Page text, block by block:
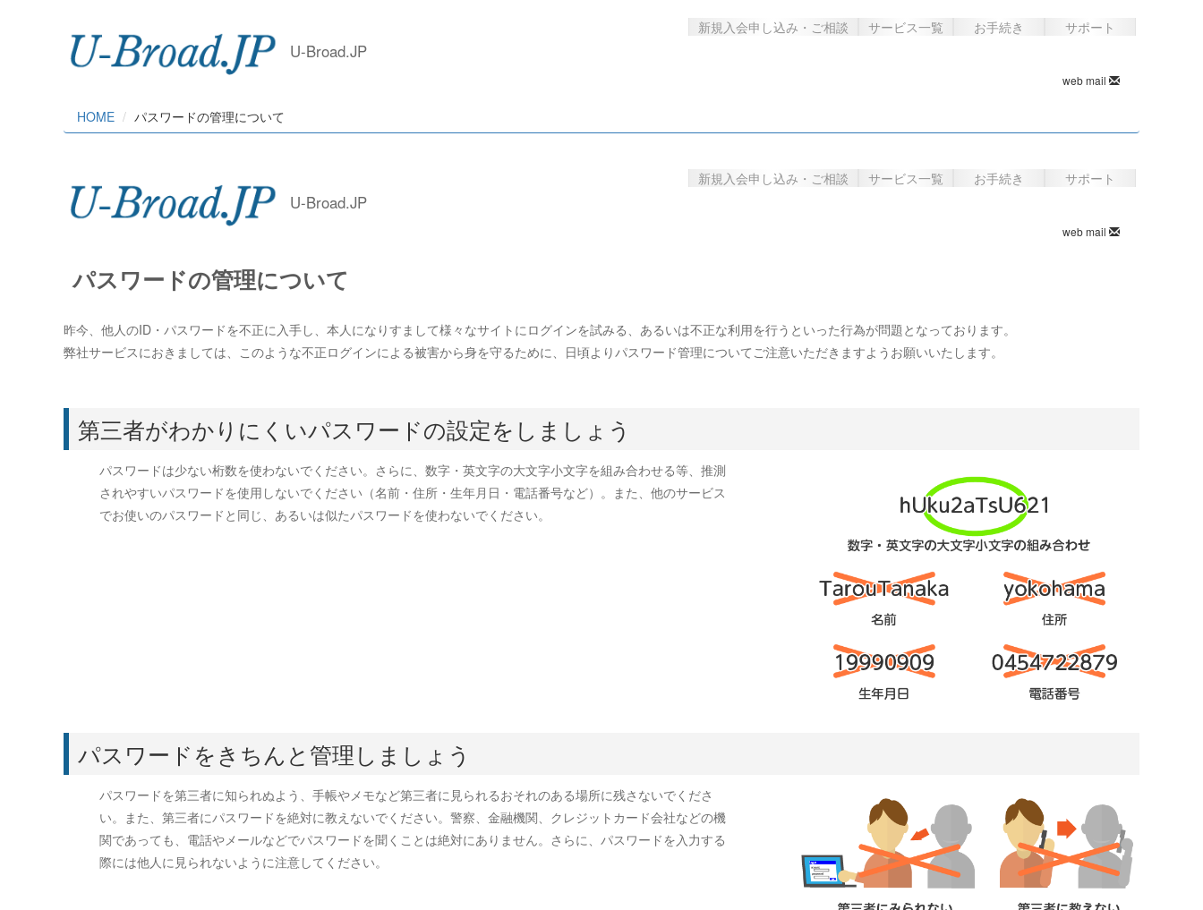
U-Broad.JP
新規入会申し込み・ご相談 サービス一覧 お手続き サポート
web mail
HOME パスワードの管理について
U-Broad.JP
新規入会申し込み・ご相談 サービス一覧 お手続き サポート
web mail
パスワードの管理について
昨今、他人のID・パスワードを不正に入手し、本人になりすまして様々なサイトにログインを試みる、あるいは不正な利用を行うといった行為が問題となっております。
弊社サービスにおきましては、このような不正ログインによる被害から身を守るために、日頃よりパスワード管理についてご注意いただきますようお願いいたします。
第三者がわかりにくいパスワードの設定をしましょう
パスワードは少ない桁数を使わないでください。さらに、数字・英文字の大文字小文字を組み合わせる等、推測
されやすいパスワードを使用しないでください（名前・住所・生年月日・電話番号など）。また、他のサービス
でお使いのパスワードと同じ、あるいは似たパスワードを使わないでください。
パスワードをきちんと管理しましょう
パスワードを第三者に知られぬよう、手帳やメモなど第三者に見られるおそれのある場所に残さないでくださ
い。また、第三者にパスワードを絶対に教えないでください。警察、金融機関、クレジットカード会社などの機
関であっても、電話やメールなどでパスワードを聞くことは絶対にありません。さらに、パスワードを入力する
際には他人に見られないように注意してください。